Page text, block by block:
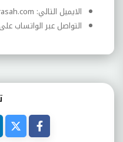
الايميل التالي: info@drasah.com
التواصل عبر الواتساب على الرقم: